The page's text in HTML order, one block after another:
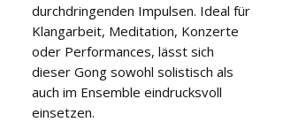
durchdringenden Impulsen. Ideal für
Klangarbeit, Meditation, Konzerte
oder Performances, lässt sich
dieser Gong sowohl solistisch als
auch im Ensemble eindrucksvoll
einsetzen.